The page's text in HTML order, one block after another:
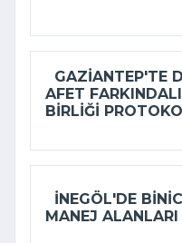
GAZIANTEP'TE
AFET
BIRLIĞI
İNEGÖL'DE
MANEJ